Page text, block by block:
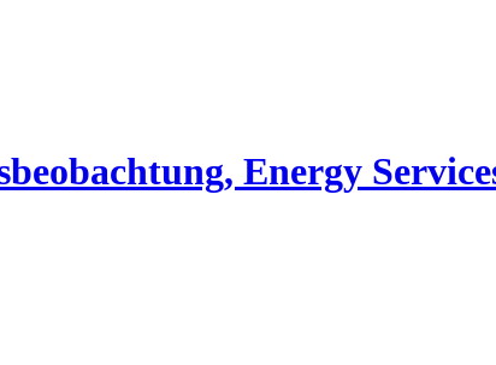
Energy